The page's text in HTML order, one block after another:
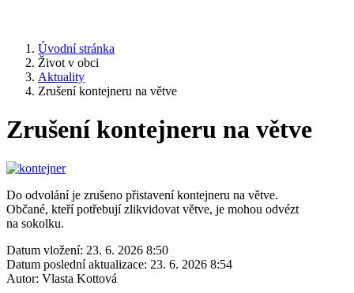
Úvodní stránka
Život v obci
Aktuality
Zrušení kontejneru na větve
Zrušení kontejneru na větve
Do odvolání je zrušeno přistavení kontejneru na větve.
Občané, kteří potřebují zlikvidovat větve, je mohou odvézt
na sokolku.
Datum vložení: 23. 6. 2026 8:50
Datum poslední aktualizace: 23. 6. 2026 8:54
Autor: Vlasta Kottová